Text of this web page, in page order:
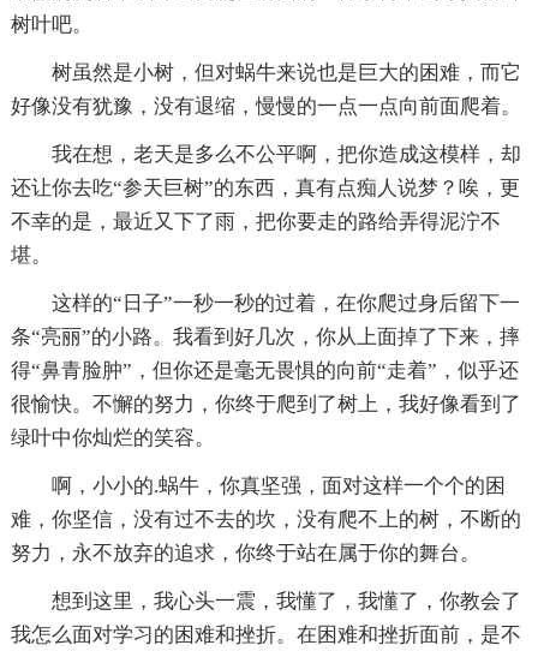
树叶吧。
树虽然是小树，但对蜗牛来说也是巨大的困难，而它
好像没有犹豫，没有退缩，慢慢的一点一点向前面爬着。
我在想，老天是多么不公平啊，把你造成这模样，却
还让你去吃“参天巨树”的东西，真有点痴人说梦？唉，更
不幸的是，最近又下了雨，把你要走的路给弄得泥泞不
堪。
这样的“日子”一秒一秒的过着，在你爬过身后留下一
条“亮丽”的小路。我看到好几次，你从上面掉了下来，摔
得“鼻青脸肿”，但你还是毫无畏惧的向前“走着”，似乎还
很愉快。不懈的努力，你终于爬到了树上，我好像看到了
绿叶中你灿烂的笑容。
啊，小小的.蜗牛，你真坚强，面对这样一个个的困
难，你坚信，没有过不去的坎，没有爬不上的树，不断的
努力，永不放弃的追求，你终于站在属于你的舞台。
想到这里，我心头一震，我懂了，我懂了，你教会了
我怎么面对学习的困难和挫折。在困难和挫折面前，是不